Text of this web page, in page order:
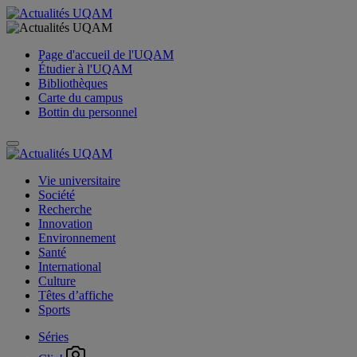
Page d'accueil de l'UQAM
Étudier à l'UQAM
Bibliothèques
Carte du campus
Bottin du personnel
Vie universitaire
Société
Recherche
Innovation
Environnement
Santé
International
Culture
Têtes d’affiche
Sports
Séries